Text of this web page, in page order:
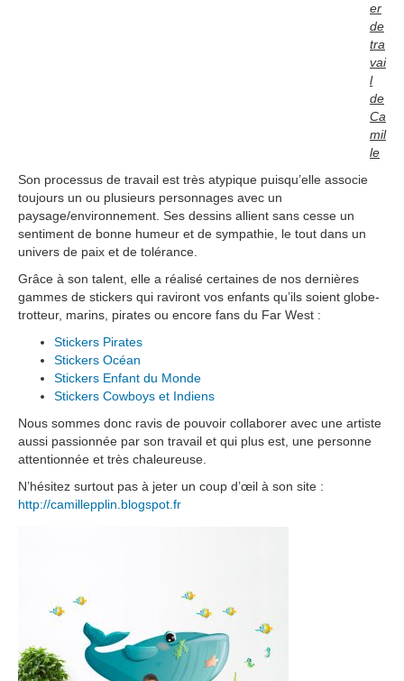
er
de
tra
vai
l
de
Ca
mil
le
Son processus de travail est très atypique puisqu’elle associe
toujours un ou plusieurs personnages avec un
paysage/environnement. Ses dessins allient sans cesse un
sentiment de bonne humeur et de sympathie, le tout dans un
univers de paix et de tolérance.
Grâce à son talent, elle a réalisé certaines de nos dernières
gammes de stickers qui raviront vos enfants qu’ils soient globe-
trotteur, marins, pirates ou encore fans du Far West :
Stickers Pirates
Stickers Océan
Stickers Enfant du Monde
Stickers Cowboys et Indiens
Nous sommes donc ravis de pouvoir collaborer avec une artiste
aussi passionnée par son travail et qui plus est, une personne
attentionnée et très chaleureuse.
N’hésitez surtout pas à jeter un coup d’œil à son site :
http://camillepplin.blogspot.fr